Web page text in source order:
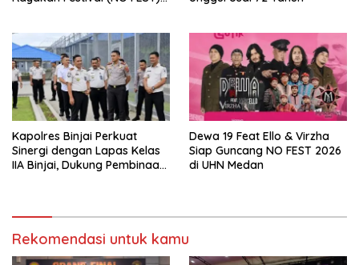
Kapolres Binjai Perkuat
Sinergi dengan Lapas Kelas
IIA Binjai, Dukung Pembinaan
Dewa 19 Feat Ello & Virzha
Siap Guncang NO FEST 2026
di UHN Medan
Rekomendasi untuk kamu